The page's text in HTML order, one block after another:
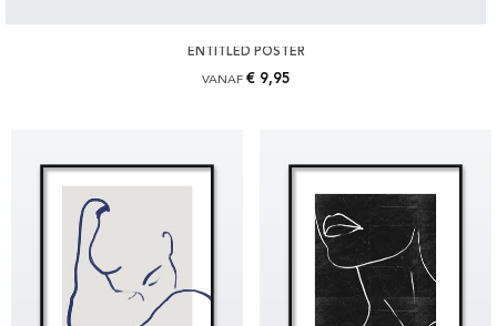
ENTITLED POSTER
VANAF € 9,95